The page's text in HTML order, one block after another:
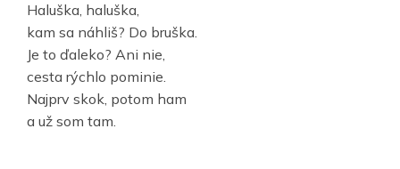
Haluška, haluška,
kam sa náhliš? Do bruška.
Je to ďaleko? Ani nie,
cesta rýchlo pominie.
Najprv skok, potom ham
a už som tam.